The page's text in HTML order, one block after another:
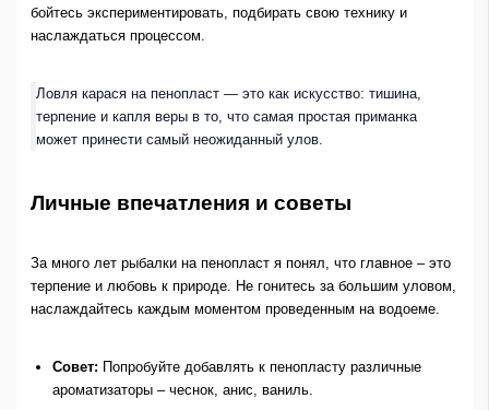
бойтесь экспериментировать, подбирать свою технику и
наслаждаться процессом.
Ловля карася на пенопласт — это как искусство: тишина,
терпение и капля веры в то, что самая простая приманка
может принести самый неожиданный улов.
Личные впечатления и советы
За много лет рыбалки на пенопласт я понял, что главное – это
терпение и любовь к природе. Не гонитесь за большим уловом,
наслаждайтесь каждым моментом проведенным на водоеме.
Совет: Попробуйте добавлять к пенопласту различные
ароматизаторы – чеснок, анис, ваниль.